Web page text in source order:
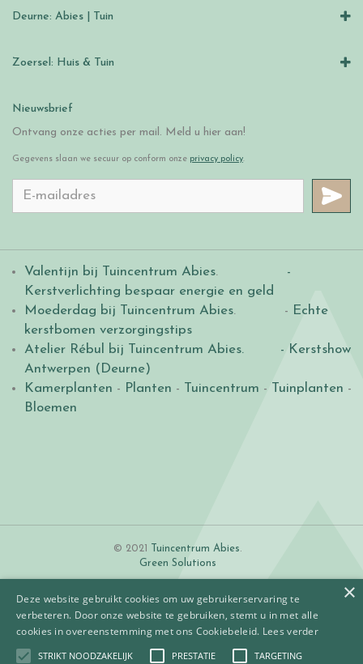
Deurne: Abies | Tuin
Zoersel: Huis & Tuin
Nieuwsbrief
Ontvang onze acties per mail. Meld u hier aan!
Gegevens slaan we secuur op conform onze privacy policy.
Valentijn bij Tuincentrum Abies.
-
Kerstverlichting bespaar energie en geld
Moederdag bij Tuincentrum Abies. - Echte
kerstbomen verzorgingstips
Atelier Rébul bij Tuincentrum Abies.
- Kerstshow
Antwerpen (Deurne)
Kamerplanten - Planten - Tuincentrum - Tuinplanten -
Bloemen
© 2021 Tuincentrum Abies.
Green Solutions
×
Deze website gebruikt cookies om uw gebruikerservaring te
verbeteren. Door onze website te gebruiken, stemt u in met alle
cookies in overeenstemming met ons Cookiebeleid. Lees verder
STRIKT NOODZAKELIJK PRESTATIE TARGETING